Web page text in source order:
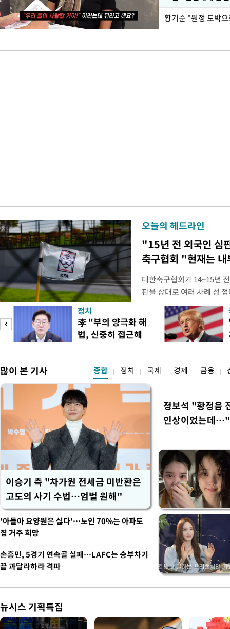
황기순 "원정 도박
오늘의 헤드라인
"15년 전 외국인 심
축구협회 "현재는
대한축구협회가 14~15년
판을 상대로 여러 차례 성
구계에 따르면 국회의 한
년 국제심판 10여 명에게
축구협회는 외국인 심판과
수십만원에서 많게는 100
정치
李 "부의 양극화 해
법, 신중히 접근해
많이 본 기사 종합 정치 국제 경제 금융
이승기 측 "차가원 전세금 미반환은
고도의 사기 수법…엄벌 원해"
정보석 "황정음
인상이었는데…"
'아들아 요양원은 싫다'…노인 70%는 아파도
집 거주 희망
손흥민, 5경기 연속골 실패…LAFC는 승부차기
끝 과달라하라 격파
뉴시스 기획특집